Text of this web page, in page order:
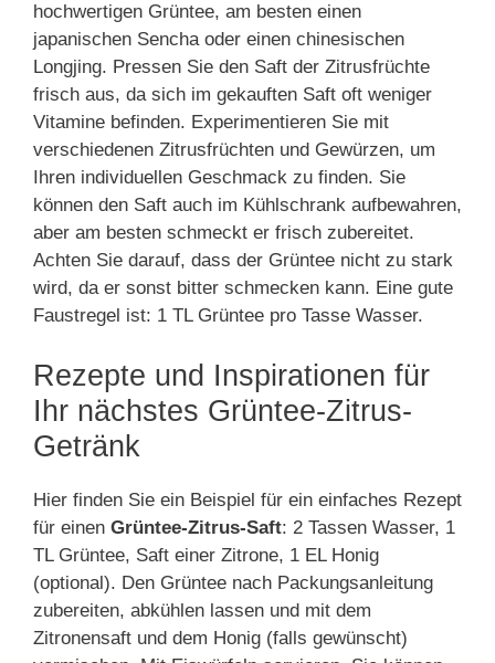
hochwertigen Grüntee, am besten einen
japanischen Sencha oder einen chinesischen
Longjing. Pressen Sie den Saft der Zitrusfrüchte
frisch aus, da sich im gekauften Saft oft weniger
Vitamine befinden. Experimentieren Sie mit
verschiedenen Zitrusfrüchten und Gewürzen, um
Ihren individuellen Geschmack zu finden. Sie
können den Saft auch im Kühlschrank aufbewahren,
aber am besten schmeckt er frisch zubereitet.
Achten Sie darauf, dass der Grüntee nicht zu stark
wird, da er sonst bitter schmecken kann. Eine gute
Faustregel ist: 1 TL Grüntee pro Tasse Wasser.
Rezepte und Inspirationen für
Ihr nächstes Grüntee-Zitrus-
Getränk
Hier finden Sie ein Beispiel für ein einfaches Rezept
für einen Grüntee-Zitrus-Saft: 2 Tassen Wasser, 1
TL Grüntee, Saft einer Zitrone, 1 EL Honig
(optional). Den Grüntee nach Packungsanleitung
zubereiten, abkühlen lassen und mit dem
Zitronensaft und dem Honig (falls gewünscht)